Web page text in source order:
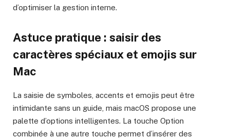
d’optimiser la gestion interne.
Astuce pratique : saisir des
caractères spéciaux et emojis sur
Mac
La saisie de symboles, accents et emojis peut être
intimidante sans un guide, mais macOS propose une
palette d’options intelligentes. La touche Option
combinée à une autre touche permet d’insérer des